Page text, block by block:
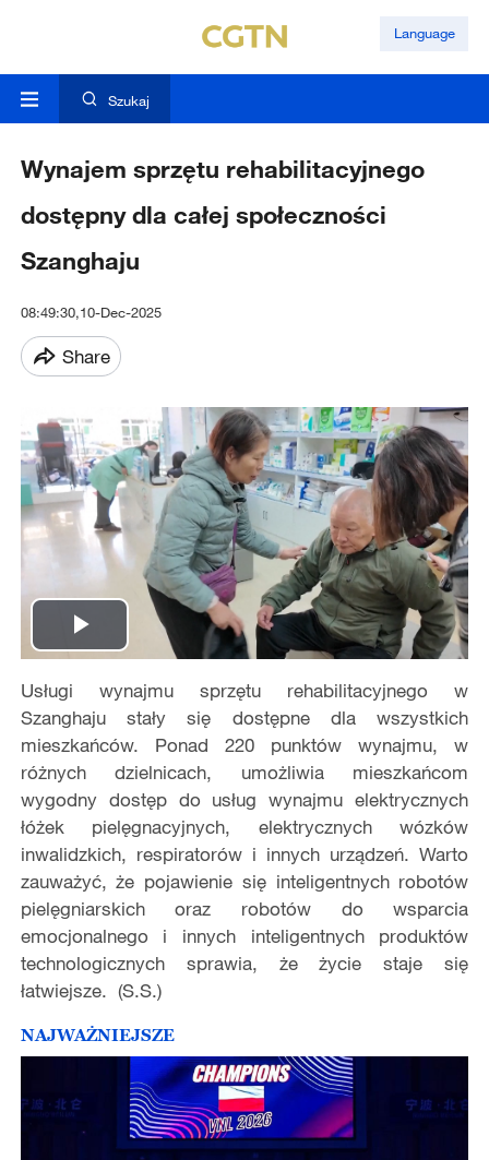
Language
Szukaj
Wynajem sprzętu rehabilitacyjnego
dostępny dla całej społeczności
Szanghaju
08:49:30,10-Dec-2025
Share
Play
Video
Usługi wynajmu sprzętu rehabilitacyjnego w
Szanghaju stały się dostępne dla wszystkich
mieszkańców. Ponad 220 punktów wynajmu, w
różnych dzielnicach, umożliwia mieszkańcom
wygodny dostęp do usług wynajmu elektrycznych
łóżek pielęgnacyjnych, elektrycznych wózków
inwalidzkich, respiratorów i innych urządzeń. Warto
zauważyć, że pojawienie się inteligentnych robotów
pielęgniarskich oraz robotów do wsparcia
emocjonalnego i innych inteligentnych produktów
technologicznych sprawia, że życie staje się
łatwiejsze. (S.S.)
NAJWAŻNIEJSZE